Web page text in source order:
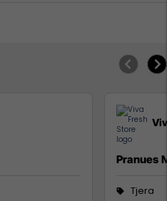
Pranues
Tjera